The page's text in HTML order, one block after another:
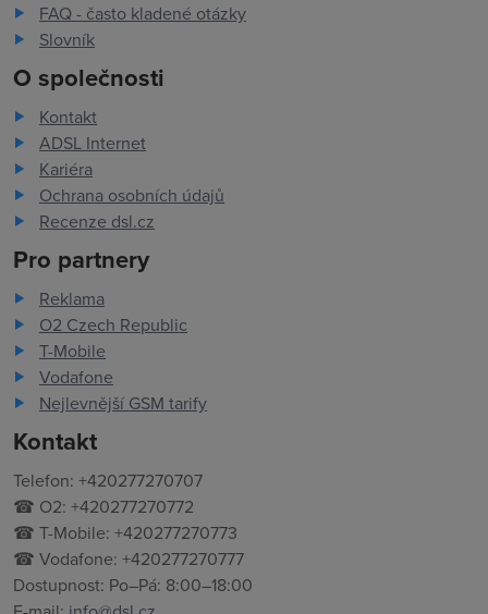
FAQ - často kladené otázky
Slovník
O společnosti
Kontakt
ADSL Internet
Kariéra
Ochrana osobních údajů
Recenze dsl.cz
Pro partnery
Reklama
O2 Czech Republic
T-Mobile
Vodafone
Nejlevnější GSM tarify
Kontakt
Telefon: +420277270707
☎ O2: +420277270772
☎ T-Mobile: +420277270773
☎ Vodafone: +420277270777
Dostupnost: Po–Pá: 8:00–18:00